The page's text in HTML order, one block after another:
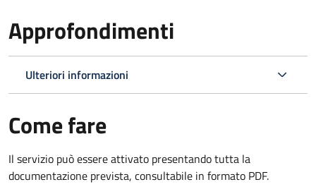
Approfondimenti
Ulteriori informazioni
Come fare
Il servizio può essere attivato presentando tutta la
documentazione prevista, consultabile in formato PDF.